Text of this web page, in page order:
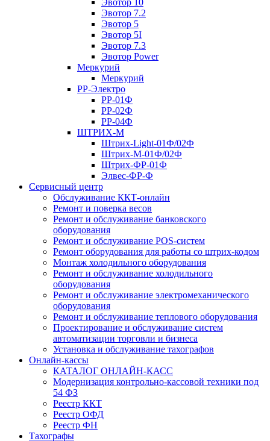
Эвотор 10
Эвотор 7.2
Эвотор 5
Эвотор 5I
Эвотор 7.3
Эвотор Power
Меркурий
Меркурий
РР-Электро
РР-01Ф
РР-02Ф
РР-04Ф
ШТРИХ-М
Штрих-Light-01Ф/02Ф
Штрих-М-01Ф/02Ф
Штрих-ФР-01Ф
Элвес-ФР-Ф
Сервисный центр
Обслуживание ККТ-онлайн
Ремонт и поверка весов
Ремонт и обслуживание банковского
оборудования
Ремонт и обслуживание POS-систем
Ремонт оборудования для работы со штрих-кодом
Монтаж холодильного оборудования
Ремонт и обслуживание холодильного
оборудования
Ремонт и обслуживание электромеханического
оборудования
Ремонт и обслуживание теплового оборудования
Проектирование и обслуживание систем
автоматизации торговли и бизнеса
Установка и обслуживание тахографов
Онлайн-кассы
КАТАЛОГ ОНЛАЙН-КАСС
Модернизация контрольно-кассовой техники под
54 ФЗ
Реестр ККТ
Реестр ОФД
Реестр ФН
Тахографы